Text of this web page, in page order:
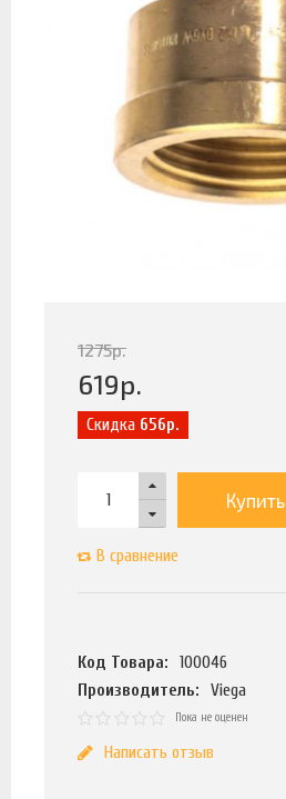
1275р.
619р.
Скидка 656р.
Купить
В сравнение
Код Товара:
100046
Производитель:
Viega
Пока не оценен
Написать отзыв